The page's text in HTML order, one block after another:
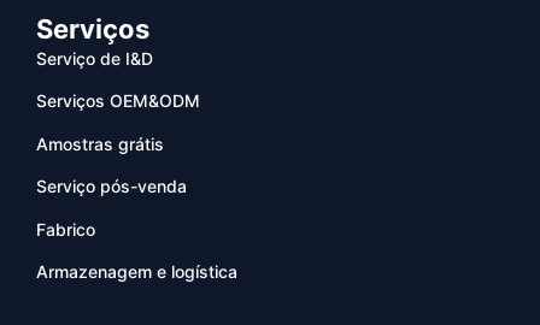
Serviços
Serviço de I&D
Serviços OEM&ODM
Amostras grátis
Serviço pós-venda
Fabrico
Armazenagem e logística